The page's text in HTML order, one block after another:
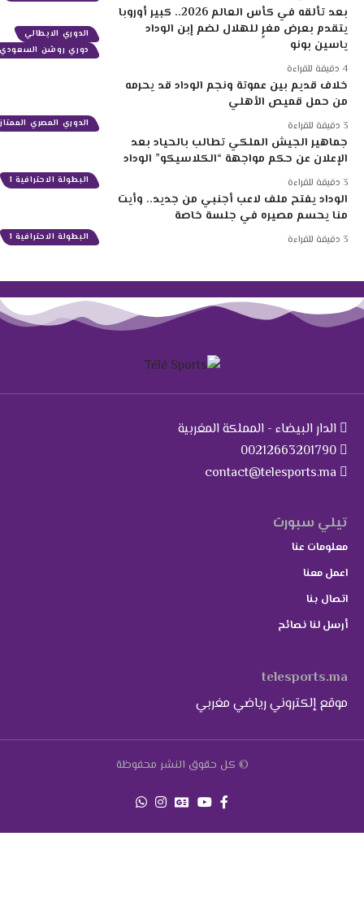
الدوري الايطالي
دوري روشن السعودي
بعد تألقه في كأس العالم 2026.. كبير أوروبا
يتقدم بعرض مغرٍ للهلال لضم إبن الوداد
ياسين بونو
الدوري المصري الممتاز
خلاف قديم بين عموتة ونجم الوداد قد يحرمه
من حمل قميص الأهلي
البطولة الاحترافية 1
جماهير الجيش الملكي تطالب بالحياد بعد
الإعلان عن حكم مواجهة “الكلاسيكو” الوداد
البطولة الاحترافية 1
الوداد يفتح ملف لاعب أجنبي من جديد.. وأيت
منا يحسم مصيره في جلسة خاصة
الدار البيضاء - المملكة المغربية
00212663201790
contact@telesports.ma
تيلي سبورت
معلومات عنا
اعمل معنا
اتصال بنا
أرسل لنا نصائح
telesports.ma
موقع إلكتروني رياضي مغربي
© كل حقوق النشر محفوظة